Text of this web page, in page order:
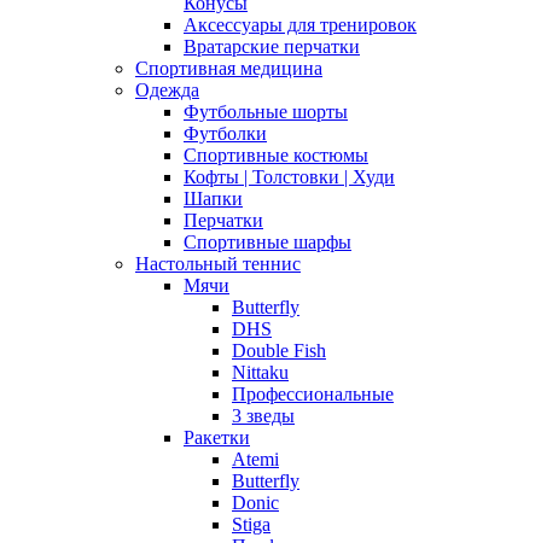
Аксессуары для тренировок
Вратарские перчатки
Спортивная медицина
Одежда
Футбольные шорты
Футболки
Спортивные костюмы
Кофты | Толстовки | Худи
Шапки
Перчатки
Спортивные шарфы
Настольный теннис
Мячи
Butterfly
DHS
Double Fish
Nittaku
Профессиональные
3 зведы
Ракетки
Atemi
Butterfly
Donic
Stiga